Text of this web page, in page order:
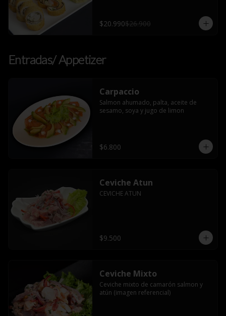
$20.990$26.900
Entradas/ Appetizer
Carpaccio
Salmon ahumado, palta, aceite de
sesamo, soya y jugo de limon
$6.800
Ceviche Atun
CEVICHE ATUN
$9.500
Ceviche Mixto
Ceviche mixto de camarón salmon y
atún (imagen referencial)